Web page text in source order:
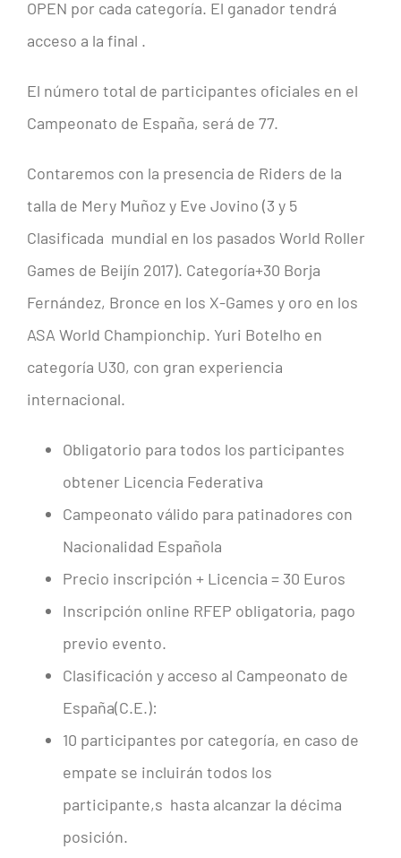
OPEN por cada categoría. El ganador tendrá
acceso a la final .
El número total de participantes oficiales en el
Campeonato de España, será de 77.
Contaremos con la presencia de Riders de la
talla de Mery Muñoz y Eve Jovino (3 y 5
Clasificada mundial en los pasados World Roller
Games de Beijín 2017). Categoría+30 Borja
Fernández, Bronce en los X-Games y oro en los
ASA World Championchip. Yuri Botelho en
categoría U30, con gran experiencia
internacional.
Obligatorio para todos los participantes
obtener Licencia Federativa
Campeonato válido para patinadores con
Nacionalidad Española
Precio inscripción + Licencia = 30 Euros
Inscripción online RFEP obligatoria, pago
previo evento.
Clasificación y acceso al Campeonato de
España(C.E.):
10 participantes por categoría, en caso de
empate se incluirán todos los
participante,s hasta alcanzar la décima
posición.